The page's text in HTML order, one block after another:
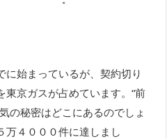
に始まっているが、契約切り
東京ガスが占めています。“前
の秘密はどこにあるのでしょ
万４０００件に達しまし